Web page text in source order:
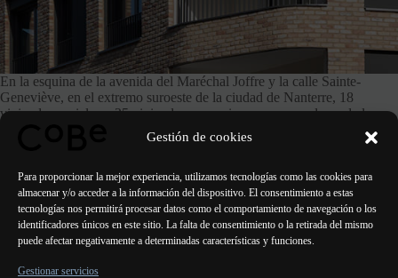
Gestión de cookies
Para proporcionar la mejor experiencia, utilizamos tecnologías como las cookies para
almacenar y/o acceder a la información del dispositivo. El consentimiento a estas
tecnologías nos permitirá procesar datos como el comportamiento de navegación o los
identificadores únicos en este sitio. La falta de consentimiento o la retirada del mismo
puede afectar negativamente a determinadas características y funciones.
Gestionar servicios
En la esquina de la avenida del Maréchal Joffre y la calle Sainte-
Geneviève, en el extremo suroeste de la ciudad de Nanterre, 18
viviendas sociales y 25 viviendas para primeros compradores de las
categorías T1 a T4 comparten un mismo rellano de 6 plantas, decorado
en ladrillo macizo y dotado de jardines privados, balcones colgantes y
ANTERIOR SIGUIENTE